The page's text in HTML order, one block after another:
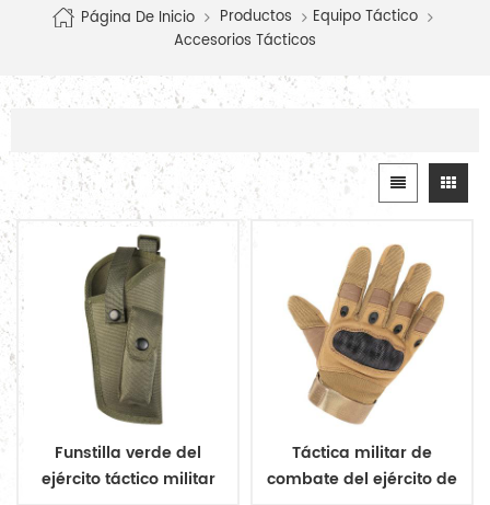
Página De Inicio Productos
Equipo Táctico
Accesorios Tácticos
Funstilla verde del
ejército táctico militar
Táctica militar de
combate del ejército de